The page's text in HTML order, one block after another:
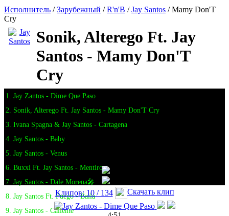
Исполнитель /Зарубежный /R'n'B /Jay Santos / Mamy Don'T
Cry
Sonik, Alterego Ft. Jay
Santos - Mamy Don'T
Cry
1. Jay Zantos - Dime Que Paso
2. Sonik, Alterego Ft. Jay Santos - Mamy Don'T Cry
3. Ivana Spagna & Jay Santos - Cartagena
4. Jay Santos - Baby
5. Jay Santos - Venus
6. Buxxi Ft. Jay Santos - Mentirosa
7. Jay Santos - Dale Morena🎤
8. Jay Santos Ft. Fuego - Baila
9. Jay Santos - Caliente
Клипов: 10 / 134 Скачать клип